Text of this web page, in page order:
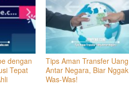
dengan
Tepat
Tips Aman Transfer Uang
Antar Negara, Biar Nggak
Was-Was!